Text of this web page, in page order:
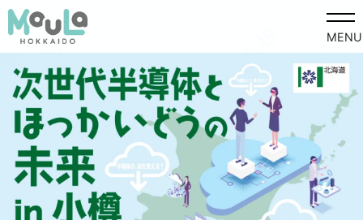
MENU